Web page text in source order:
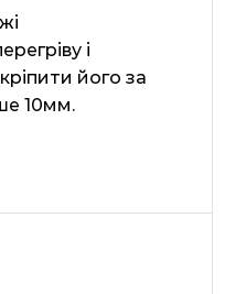
і
його за
10мм.